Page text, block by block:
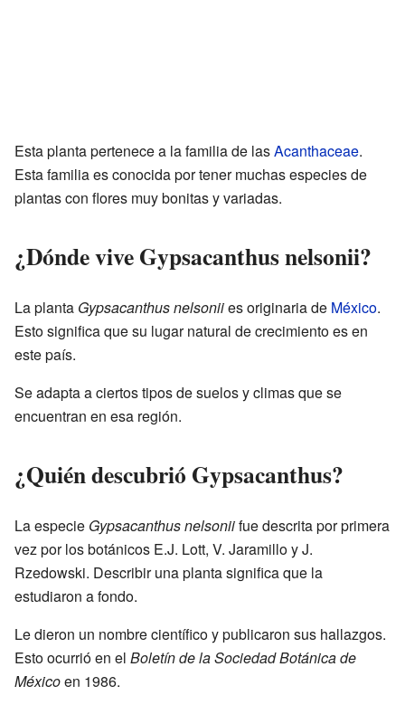
Esta planta pertenece a la familia de lasAcanthaceae.
Esta familia es conocida por tener muchas especies de
plantas con flores muy bonitas y variadas.
¿Dónde vive Gypsacanthus nelsonii?
La planta Gypsacanthus nelsoniies originaria de México.
Esto significa que su lugar natural de crecimiento es en
este país.
Se adapta a ciertos tipos de suelos y climas que se
encuentran en esa región.
¿Quién descubrió Gypsacanthus?
La especie Gypsacanthus nelsoniifue descrita por primera
vez por los botánicos E.J. Lott, V. Jaramillo y J.
Rzedowski. Describir una planta significa que la
estudiaron a fondo.
Le dieron un nombre científico y publicaron sus hallazgos.
Esto ocurrió en el Boletín de la Sociedad Botánica de
Méxicoen 1986.